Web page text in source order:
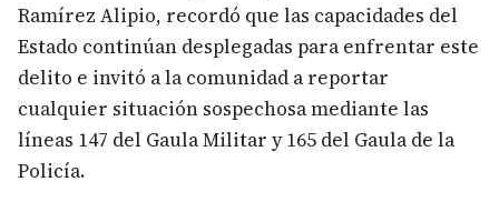
Ramírez Alipio, recordó que las capacidades del
Estado continúan desplegadas para enfrentar este
delito e invitó a la comunidad a reportar
cualquier situación sospechosa mediante las
líneas 147 del Gaula Militar y 165 del Gaula de la
Policía.